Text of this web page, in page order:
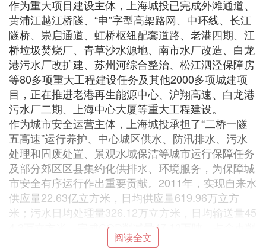
作为重大项目建设主体，上海城投已完成外滩通道、
黄浦江越江桥隧、“申”字型高架路网、中环线、长江
隧桥、崇启通道、虹桥枢纽配套道路、老港四期、江
桥垃圾焚烧厂、青草沙水源地、南市水厂改造、白龙
港污水厂改扩建、苏州河综合整治、松江泗泾保障房
等80多项重大工程建设任务及其他2000多项城建项
目，正在推进老港再生能源中心、沪翔高速、白龙港
污水厂二期、上海中心大厦等重大工程建设。
作为城市安全运营主体，上海城投承担了“二桥一隧
五高速”运行养护、中心城区供水、防汛排水、污水
处理和固废处置、景观水域保洁等城市运行保障任务
及部分郊区区县集约化供排水、环境服务，为保障城
市安全有序运行作出重要贡献。2011年，实现自来水
供应量22.63亿立方米，日均供应量619.96万立方
米；污水日均处理量326.12万立方米，日均输送量45
4.3万立方米，完成COD削减量47.12万吨，占全市削
减总量的76%；生活垃圾运输总量360.03万吨，处理
阅读全文